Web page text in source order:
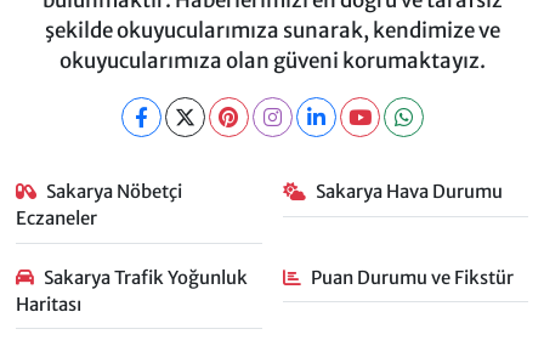
şekilde okuyucularımıza sunarak, kendimize ve
okuyucularımıza olan güveni korumaktayız.
Sakarya Nöbetçi
Eczaneler
Sakarya Hava Durumu
Sakarya Trafik Yoğunluk
Haritası
Puan Durumu ve Fikstür